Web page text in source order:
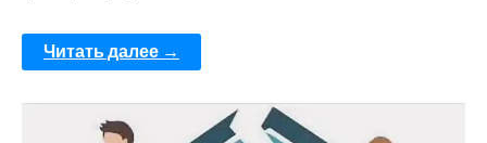
Читать далее →